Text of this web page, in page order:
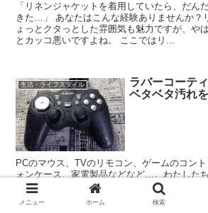
「リネンジャケットを着用していたら、だん
きた…」 あなたはこんな経験ありませんか？
ょっとクタっとした雰囲気も魅力ですが、や
とカッコ悪いですよね。 ここではリ...
生活・ライフスタイル
ラバーコーテ
ベタベタ汚れ
PCのマウス、TVのリモコン、ゲームのコン
ォンケース、家電製品などなど…。わたした
ろでラバーコーティング（ゴム塗装）が活用
バーコーティングはどうしても時間の経過...
メニュー ホーム 検索